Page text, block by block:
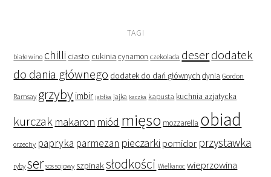
TAGI
białe wino chilli ciasto cukinia cynamon czekolada deserdodatek
do dania głównego dodatek do dań głównych dynia Gordon
Ramsay grzyby imbir jabłka jajka kaczka kapusta kuchnia azjatycka
kurczak makaron miód mięso mozzarella obiad
orzechy papryka parmezan pieczarki pomidor przystawka
ryby ser sos sojowy szpinaksłodkości Wielkanoc wieprzowina